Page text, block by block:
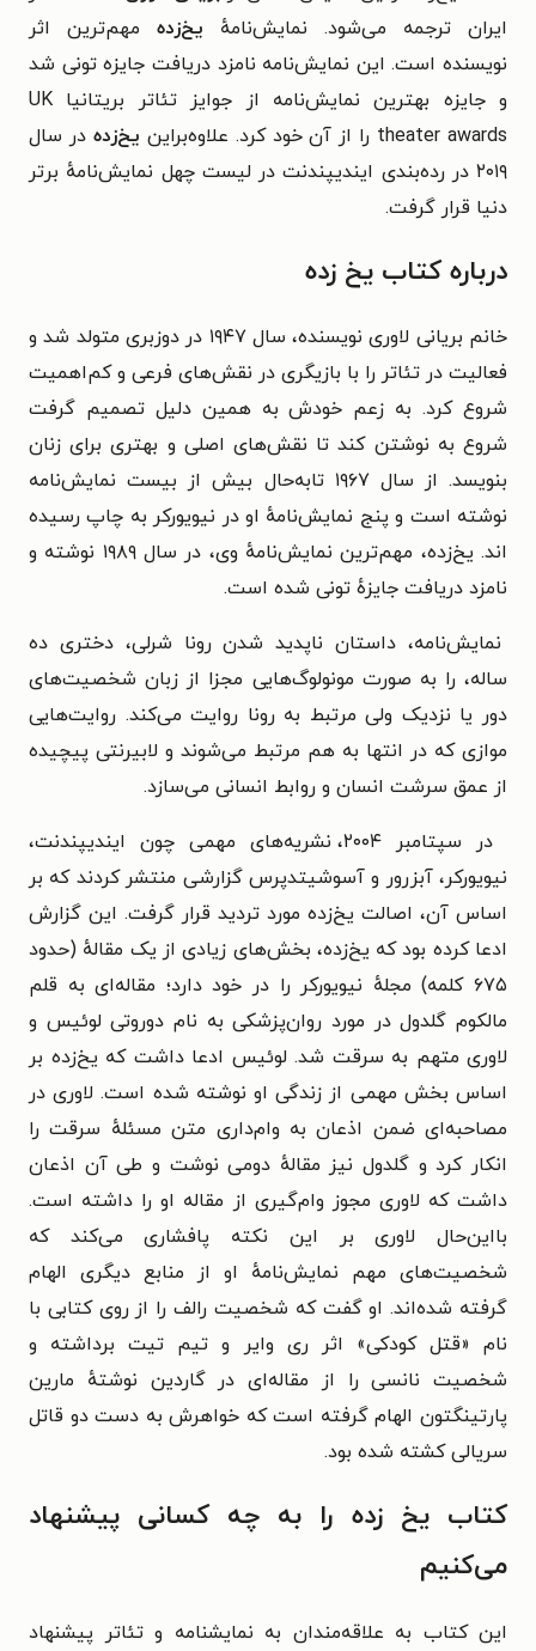
ایران ترجمه می‌شود. نمایش‌نامهٔ یخ‌زده مهم‌ترین اثر
نویسنده است. این نمایش‌نامه نامزد دریافت جایزه تونی شد
و جایزه بهترین نمایش‌نامه از جوایز تئاتر بریتانیا UK
theater awards را از آن خود کرد. علاوه‌براین
یخ‌زده در سال
۲۰۱۹ در رده‌بندی ایندیپندنت در لیست چهل نمایش‌نامهٔ برتر
دنیا قرار گرفت.
درباره کتاب یخ زده
خانم بریانی لاوری نویسنده، سال ۱۹۴۷ در دوزبری متولد شد و
فعالیت در تئاتر را با بازیگری در نقش‌های فرعی و کم‌اهمیت
شروع کرد. به زعم خودش به همین دلیل تصمیم گرفت
شروع به نوشتن کند تا نقش‌های اصلی و بهتری برای زنان
بنویسد. از سال ۱۹۶۷ تابه‌حال بیش از بیست نمایش‌نامه
نوشته است و پنج نمایش‌نامهٔ او در نیویورکر به چاپ رسیده
اند. یخ‌زده، مهم‌ترین نمایش‌نامهٔ وی، در سال ۱۹۸۹ نوشته و
نامزد دریافت جایزهٔ تونی شده است.
نمایش‌نامه، داستان ناپدید شدن رونا شرلی، دختری ده
ساله، را به صورت مونولوگ‌هایی مجزا از زبان شخصیت‌های
دور یا نزدیک ولی مرتبط به رونا روایت می‌کند. روایت‌هایی
موازی که در انتها به هم مرتبط می‌شوند و لابیرنتی پیچیده
از عمق سرشت انسان و روابط انسانی می‌سازد.
در سپتامبر ۲۰۰۴، نشریه‌های مهمی چون ایندیپندنت،
نیویورکر، آبزرور و آسوشیتدپرس گزارشی منتشر کردند که بر
اساس آن، اصالت یخ‌زده مورد تردید قرار گرفت. این گزارش
ادعا کرده بود که یخ‌زده، بخش‌های زیادی از یک مقالهٔ (حدود
۶۷۵ کلمه) مجلهٔ نیویورکر را در خود دارد؛ مقاله‌ای به قلم
مالکوم گلدول در مورد روان‌پزشکی به نام دوروتی لوئیس و
لاوری متهم به سرقت شد. لوئیس ادعا داشت که یخ‌زده بر
اساس بخش مهمی از زندگی او نوشته شده است. لاوری در
مصاحبه‌ای ضمن اذعان به وام‌داری متن مسئلهٔ سرقت را
انکار کرد و گلدول نیز مقالهٔ دومی نوشت و طی آن اذعان
داشت که لاوری مجوز وام‌گیری از مقاله او را داشته است.
بااین‌حال لاوری بر این نکته پافشاری می‌کند که
شخصیت‌های مهم نمایش‌نامهٔ او از منابع دیگری الهام
گرفته شده‌اند. او گفت که شخصیت رالف را از روی کتابی با
نام «قتل کودکی» اثر ری وایر و تیم تیت برداشته و
شخصیت نانسی را از مقاله‌ای در گاردین نوشتهٔ مارین
پارتینگتون الهام گرفته است که خواهرش به دست دو قاتل
سریالی کشته شده بود.
کتاب یخ زده را به چه کسانی پیشنهاد
می‌کنیم
این کتاب به علاقه‌مندان به نمایشنامه‌ و تئاتر پیشنهاد